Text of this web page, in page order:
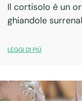
Il cortisolo è un
ghiandole
In condizioni
LEGGI DI PIÙ